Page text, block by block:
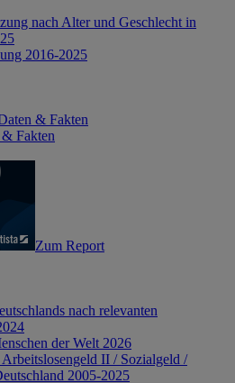
nach Alter und Geschlecht in
2016-2025
& Fakten
Fakten
Zum Report
nach relevanten
der Welt 2026
II / Sozialgeld /
2005-2025